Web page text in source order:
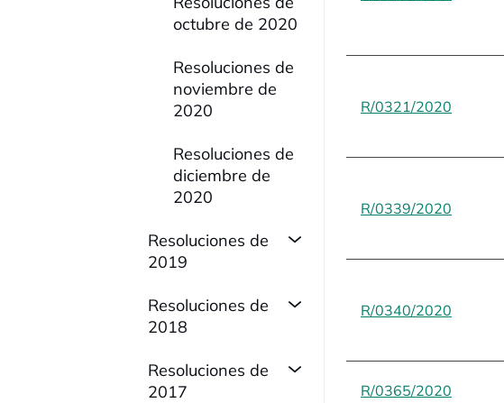
octubre de 2020
Resoluciones de
noviembre de
2020
Resoluciones de
diciembre de
2020
Resoluciones de
2019
Resoluciones de
2018
Resoluciones de
2017
R/0321/2020 se
R/0339/2020 se
R/0340/2020 se
R/0365/2020 se